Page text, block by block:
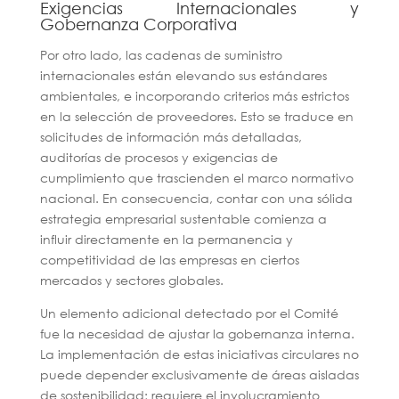
Exigencias Internacionales y
Gobernanza Corporativa
Por otro lado, las cadenas de suministro
internacionales están elevando sus estándares
ambientales, e incorporando criterios más estrictos
en la selección de proveedores. Esto se traduce en
solicitudes de información más detalladas,
auditorías de procesos y exigencias de
cumplimiento que trascienden el marco normativo
nacional. En consecuencia, contar con una sólida
estrategia empresarial sustentable comienza a
influir directamente en la permanencia y
competitividad de las empresas en ciertos
mercados y sectores globales.
Un elemento adicional detectado por el Comité
fue la necesidad de ajustar la gobernanza interna.
La implementación de estas iniciativas circulares no
puede depender exclusivamente de áreas aisladas
de sostenibilidad; requiere el involucramiento